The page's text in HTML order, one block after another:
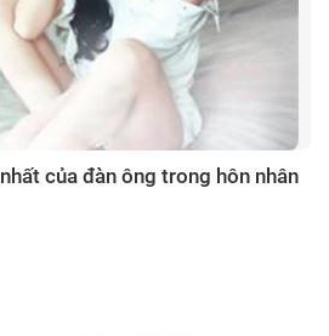
của đàn ông trong hôn nhân